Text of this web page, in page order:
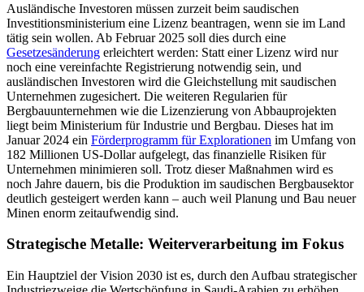
Ausländische Investoren müssen zurzeit beim saudischen
Investitionsministerium eine Lizenz beantragen, wenn sie im Land
tätig sein wollen. Ab Februar 2025 soll dies durch eine
Gesetzesänderung erleichtert werden: Statt einer Lizenz wird nur
noch eine vereinfachte Registrierung notwendig sein, und
ausländischen Investoren wird die Gleichstellung mit saudischen
Unternehmen zugesichert. Die weiteren Regularien für
Bergbauunternehmen wie die Lizenzierung von Abbauprojekten
liegt beim Minis­terium für Industrie und Bergbau. Dieses hat im
Januar 2024 ein Förderprogramm für Explorationen im Umfang von
182 Mil­lionen US-Dollar aufgelegt, das finanzielle Risiken für
Unternehmen minimieren soll. Trotz dieser Maßnahmen wird es
noch Jahre dauern, bis die Produktion im saudi­schen Bergbausektor
deutlich gesteigert werden kann – auch weil Planung und Bau neuer
Minen enorm zeitaufwendig sind.
Strategische Metalle: Weiterverarbeitung im Fokus
Ein Hauptziel der Vision 2030 ist es, durch den Aufbau strategischer